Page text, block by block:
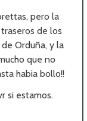
pero la
de los
Orduña, y la
que no
habia bollo!!
si estamos.